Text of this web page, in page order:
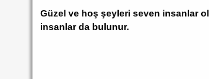
Güzel ve hoş şeyleri seven insanlar
insanlar da bulunur.